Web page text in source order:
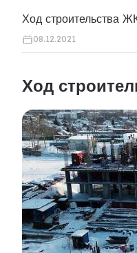
Ход строительства
08.12.2021
Ход